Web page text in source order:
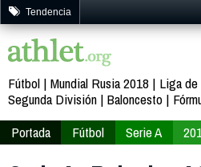
Tendencia
Fútbol Mundial Rusia 2018 Liga de
Segunda División Baloncesto
Portada
Fútbol Serie A